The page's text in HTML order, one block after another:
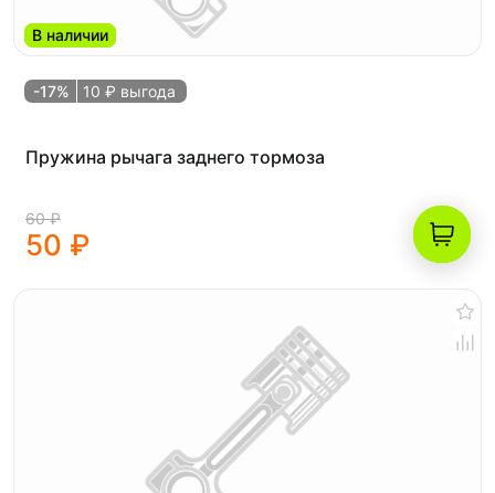
В наличии
-17% 10 ₽ выгода
Пружина рычага заднего тормоза
60 ₽
50 ₽